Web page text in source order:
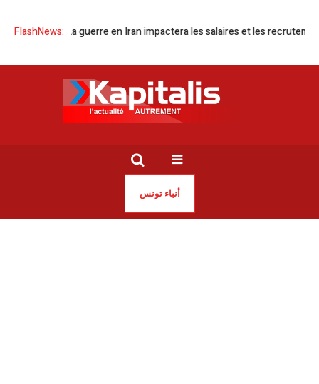
FlashNews:
Tunisie | La guerre en Iran impactera les salaires et les recrutements
أنباء تونس